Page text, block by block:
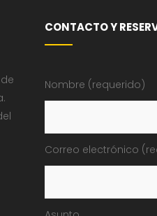
CONTACTO Y
Nombre (requerido)
Correo electrónico